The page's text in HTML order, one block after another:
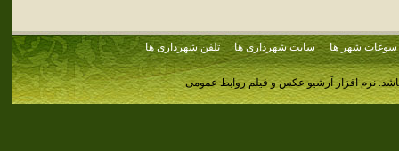
سوغات شهر ها سایت شهرداری ها تلفن شهرداری ها
نرم افزار آرشیو عکس و فیلم روابط عمومی